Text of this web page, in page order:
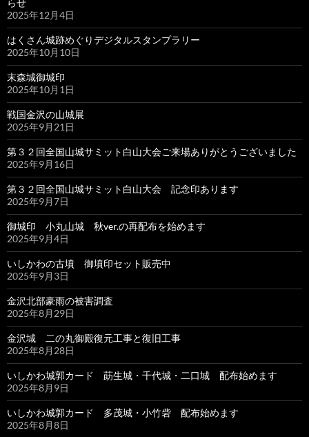
らせ
2025年12月4日
はくさん城跡めぐりデジタルスタンプラリー
2025年10月10日
末森城御城印
2025年10月1日
戦国金沢の山城展
2025年9月21日
第３２回全国山城サミット白山大会ご来場ありがとうございました
2025年9月16日
第３２回全国山城サミット白山大会 記念印あります
2025年9月7日
御城印 小丸山城 秋ver.の再配布を始めます
2025年9月4日
いしかわの古墳 御墳印セット販売中
2025年9月3日
金沢北部豪雨の被害調査
2025年8月29日
金沢城 二の丸御殿復元工事と復旧工事
2025年8月28日
いしかわ城郭カード 莇生城・千代城・二口城 配布始めます
2025年8月9日
いしかわ城郭カード 多茂城・小竹砦 配布始めます
2025年8月8日